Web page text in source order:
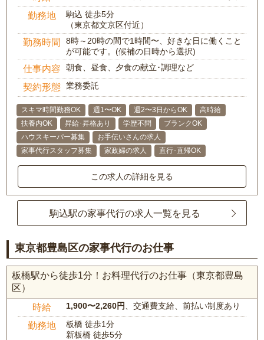
勤務地
駒込 徒歩5分
（東京都文京区付近）
勤務時間
8時～20時の間で1時間〜、好きな日に働くこと
が可能です。(候補の日時から選択)
仕事内容 朝食、昼食、夕食の献立･調理など
契約形態 業務委託
スキマ時間勤務OK 週1〜OK 週2〜3日からOK
高時給
扶養内OK
昇給･昇格あり 学歴不問
ブランクOK
ハウスキーパー募集
お手伝いさんの求人
家事代行スタッフ募集
家政婦の求人 直行･直帰OK
この求人の詳細を見る
駒込駅の家事代行の求人一覧を見る
東京都豊島区の家事代行のお仕事
板橋駅から徒歩1分！お料理代行のお仕事（東京都豊島
区）
時給 1,900〜2,260円 、交通費支給、前払い制度あり
勤務地
板橋 徒歩1分
新板橋 徒歩5分